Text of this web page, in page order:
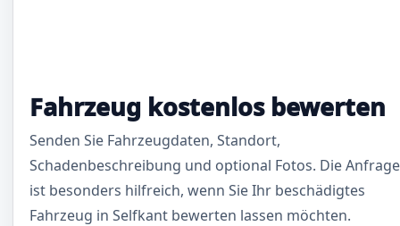
Fahrzeug kostenlos bewerten
Senden Sie Fahrzeugdaten, Standort,
Schadenbeschreibung und optional Fotos. Die Anfrage
ist besonders hilfreich, wenn Sie Ihr beschädigtes
Fahrzeug in Selfkant bewerten lassen möchten.